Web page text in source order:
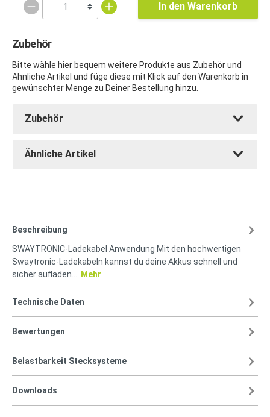
In den Warenkorb
Zubehör
Bitte wähle hier bequem weitere Produkte aus Zubehör und
Ähnliche Artikel und füge diese mit Klick auf den Warenkorb in
gewünschter Menge zu Deiner Bestellung hinzu.
Zubehör
Ähnliche Artikel
Beschreibung
SWAYTRONIC-Ladekabel Anwendung Mit den hochwertigen
Swaytronic-Ladekabeln kannst du deine Akkus schnell und
sicher aufladen.…
Mehr
Technische Daten
Bewertungen
Belastbarkeit Stecksysteme
Downloads